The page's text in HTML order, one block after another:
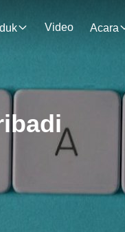
Video Acara